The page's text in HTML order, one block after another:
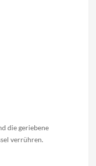
die geriebene
verrühren.